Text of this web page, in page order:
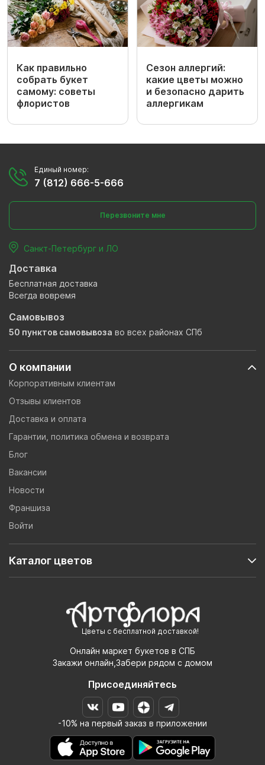
Как правильно
собрать букет
самому: советы
флористов
Сезон аллергий:
какие цветы можно
и безопасно дарить
аллергикам
Цветы с бесплатной доставкой!
Онлайн маркет букетов в СПБ
Закажи онлайн,Забери рядом с домом
Присоединяйтесь
-10% на первый заказ в приложении
О компании
Корпоративным клиентам
Отзывы клиентов
Доставка и оплата
Гарантии, политика обмена и возврата
Блог
Вакансии
Новости
Франшиза
Войти
Каталог цветов
Единый номер:
7 (812) 666-5-666
Перезвоните мне
Санкт-Петербург и ЛО
Доставка
Бесплатная доставка
Всегда вовремя
Самовывоз
50 пунктов самовывоза во всех районах СПб